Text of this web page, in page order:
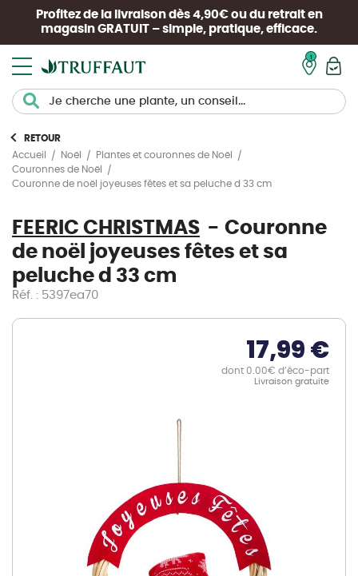
Profitez de la livraison dès 4,90€ ou du retrait en
magasin GRATUIT – simple, pratique, efficace.
RETOUR
Accueil
Noël
Plantes et couronnes de Noël
Couronnes de Noël
Couronne de noël joyeuses fêtes et sa peluche d 33 cm
FEERIC CHRISTMAS
Couronne
de noël joyeuses fêtes et sa
peluche d 33 cm
Réf. : 5397ea70
17,99 €
dont 0.00€ d’éco-part
Livraison gratuite